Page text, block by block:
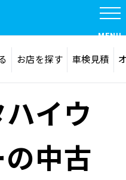
MENU
お店を探す 車検見積
イウ
中古